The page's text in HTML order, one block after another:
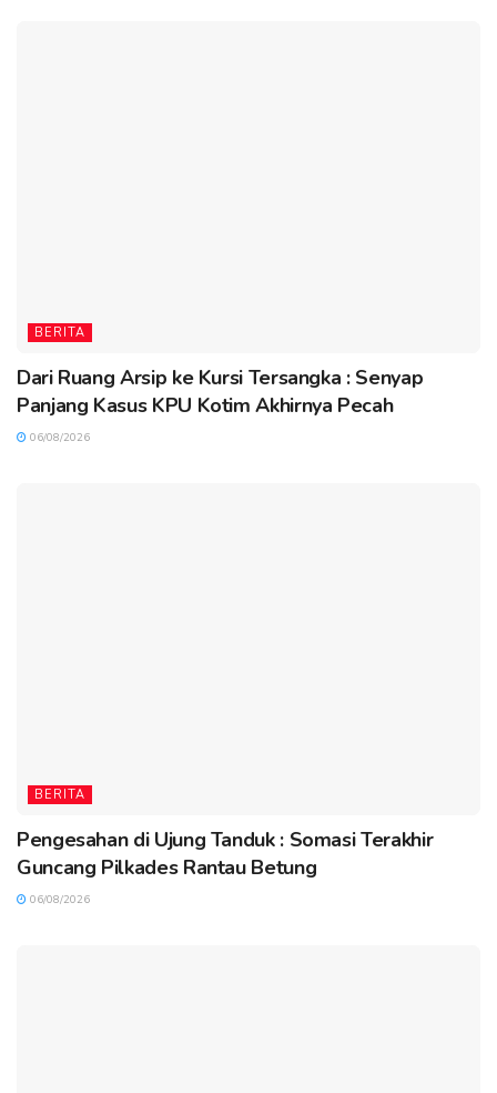
BERITA
Dari Ruang Arsip ke Kursi Tersangka : Senyap
Panjang Kasus KPU Kotim Akhirnya Pecah
06/08/2026
BERITA
Pengesahan di Ujung Tanduk : Somasi Terakhir
Guncang Pilkades Rantau Betung
06/08/2026